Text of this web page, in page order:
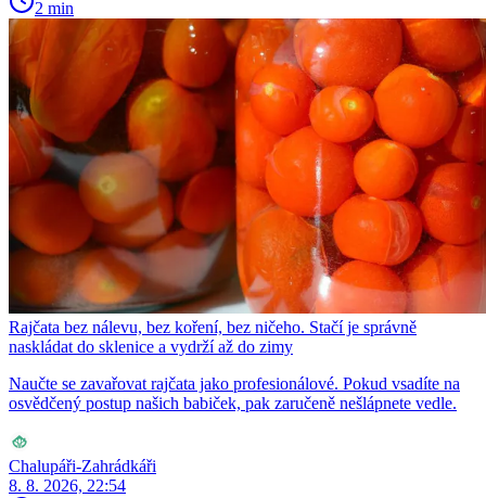
2 min
Rajčata bez nálevu, bez koření, bez ničeho. Stačí je správně
naskládat do sklenice a vydrží až do zimy
Naučte se zavařovat rajčata jako profesionálové. Pokud vsadíte na
osvědčený postup našich babiček, pak zaručeně nešlápnete vedle.
Chalupáři-Zahrádkáři
8. 8. 2026, 22:54